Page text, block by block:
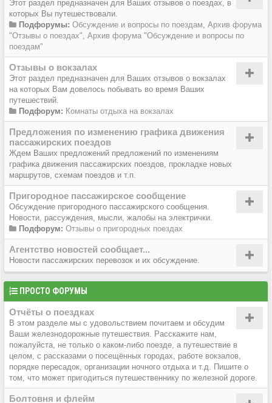
Этот раздел предназначен для Ваших отзывов о поездах, в
которых Вы путешествовали.
Подфорумы: Обсуждение и вопросы по поездам Архив форума
"Отзывы о поездах" Архив форума "Обсуждение и вопросы по
поездам"
Отзывы о вокзалах
Этот раздел предназначен для Ваших отзывов о вокзалах
на которых Вам довелось побывать во время Ваших
путешествий.
Подфорум: Комнаты отдыха на вокзалах
Предложения по изменению графика движения
пассажирских поездов
Ждем Ваших предложений предложений по изменениям
графика движения пассажирских поездов, прокладке новых
маршрутов, схемам поездов и т.п.
Пригородное пассажирское сообщение
Обсуждение пригородного пассажирского сообщения.
Новости, рассуждения, мысли, жалобы на электрички.
Подфорум: Отзывы о пригородных поездах
Агентство новостей сообщает...
Новости пассажирских перевозок и их обсуждение.
ПРОСТО ФОРУМЫ
Отчёты о поездках
В этом разделе мы с удовольствием почитаем и обсудим
Ваши железнодорожные путешествия. Расскажите нам,
пожалуйста, не только о каком-либо поезде, а путешествие в
целом, с рассказами о посещённых городах, работе вокзалов,
порядке пересадок, организации ночного отдыха и т.д. Пишите о
том, что может пригодиться путешественнику по железной дороге.
Болтовня и флейм